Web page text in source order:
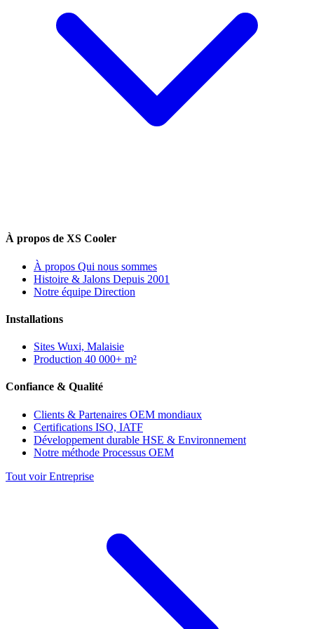
À propos de XS Cooler
À propos Qui nous sommes
Histoire & Jalons Depuis 2001
Notre équipe Direction
Installations
Sites Wuxi, Malaisie
Production 40 000+ m²
Confiance & Qualité
Clients & Partenaires OEM mondiaux
Certifications ISO, IATF
Développement durable HSE & Environnement
Notre méthode Processus OEM
Tout voir Entreprise